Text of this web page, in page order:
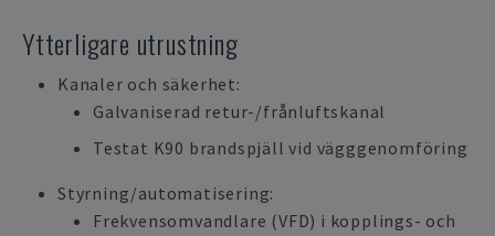
Ytterligare utrustning
Kanaler och säkerhet:
Galvaniserad retur-/frånluftskanal
Testat K90 brandspjäll vid vägggenomföring
Styrning/automatisering:
Frekvensomvandlare (VFD) i kopplings- och